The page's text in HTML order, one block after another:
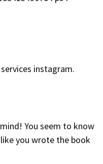
instagram.
You seem to know
you wrote the book